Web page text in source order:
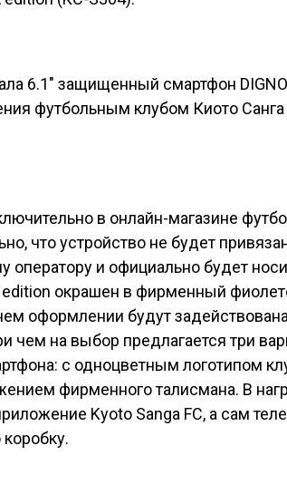
в онлайн-магазине
что устройство не будет
и официально будет
edition окрашен в фирменный
оформлении будут задействована
чем на выбор предлагается три
с одноцветным логотипом
фирменного талисмана. В
Kyoto Sanga FC, а сам